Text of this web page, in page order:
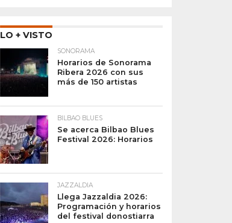
LO + VISTO
SONORAMA
Horarios de Sonorama
Ribera 2026 con sus
más de 150 artistas
BILBAO BLUES
Se acerca Bilbao Blues
Festival 2026: Horarios
JAZZALDIA
Llega Jazzaldia 2026:
Programación y horarios
del festival donostiarra